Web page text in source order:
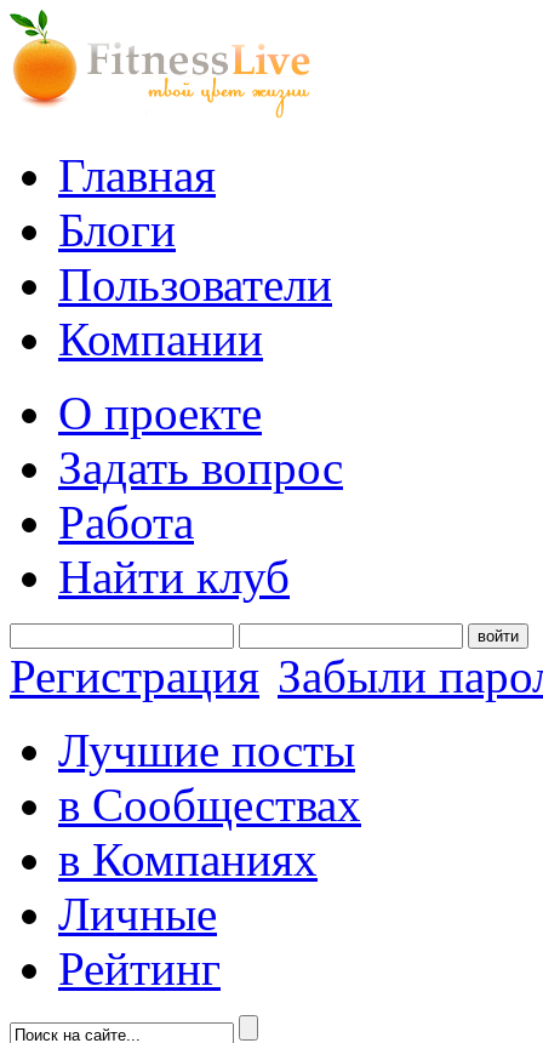
Главная
Блоги
Пользователи
Компании
О проекте
Задать вопрос
Работа
Найти клуб
войти
Регистрация Забыли
Лучшие посты
в Сообществах
в Компаниях
Личные
Рейтинг